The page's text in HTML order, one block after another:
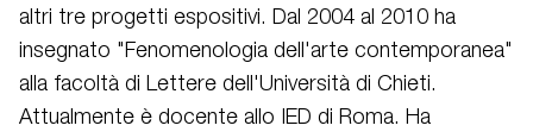
altri tre progetti espositivi. Dal 2004 al 2010 ha
insegnato "Fenomenologia dell'arte contemporanea"
alla facoltà di Lettere dell'Università di Chieti.
Attualmente è docente allo IED di Roma. Ha